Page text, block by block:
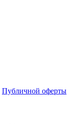
Публичной оферты